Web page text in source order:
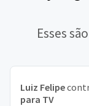
Esses
Luiz Felipe
para TV